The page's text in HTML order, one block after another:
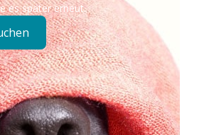
es später erneut.